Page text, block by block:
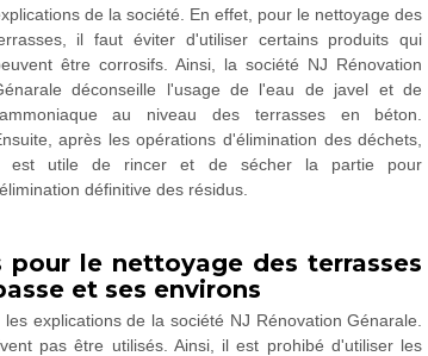
de la société. En effet, pour le nettoyage des
il faut éviter d'utiliser certains produits qui
être corrosifs. Ainsi, la société NJ Rénovation
déconseille l'usage de l'eau de javel et de
au niveau des terrasses en béton.
après les opérations d'élimination des déchets,
est utile de rincer et de sécher la partie pour
définitive des résidus.
le nettoyage des terrasses
et ses environs
explications de la société NJ Rénovation Génarale.
pas être utilisés. Ainsi, il est prohibé d'utiliser les